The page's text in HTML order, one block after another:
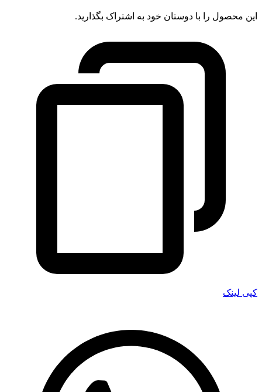
این محصول را با دوستان خود به اشتراک بگذارید.
کپی لینک